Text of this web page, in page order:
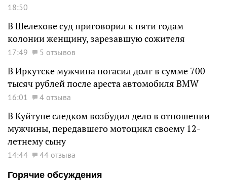
18:50
В Шелехове суд приговорил к пяти годам
колонии женщину, зарезавшую сожителя
17:49 5 отзывов
В Иркутске мужчина погасил долг в сумме 700
тысяч рублей после ареста автомобиля BMW
16:01 4 отзыва
В Куйтуне следком возбудил дело в отношении
мужчины, передавшего мотоцикл своему 12-
летнему сыну
14:44
44 отзыва
Горячие обсуждения